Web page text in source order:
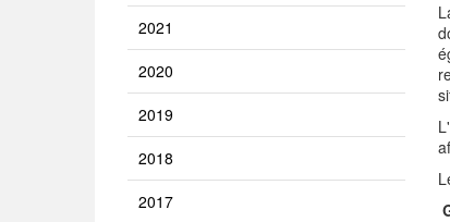
2021
2020
2019
2018
2017